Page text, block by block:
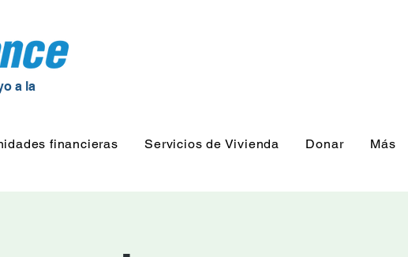
a la
financieras Servicios de Vivienda Donar Más